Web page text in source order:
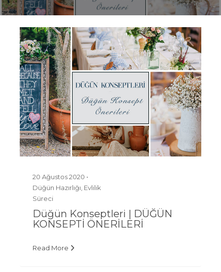
20 Ağustos 2020 •
Düğün Hazırlığı Evlilik
Süreci
Düğün Konseptleri | DÜĞÜN
KONSEPTİ ÖNERİLERİ
Read More